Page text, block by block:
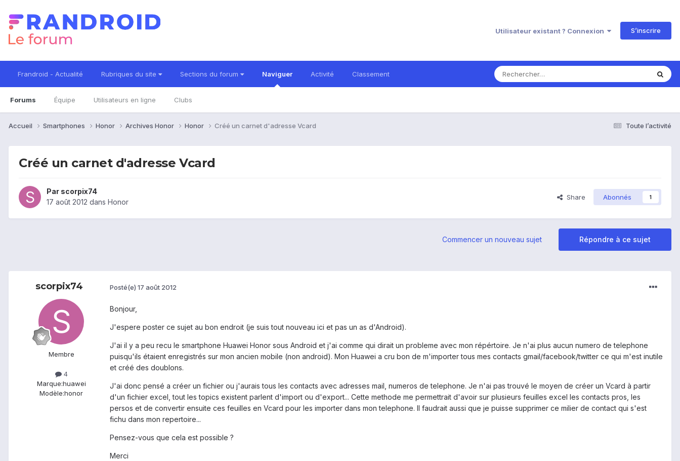
Utilisateur existant ? Connexion S’inscrire
Frandroid - Actualité Rubriques du site Sections du forum Naviguer
Forums Équipe Utilisateurs en ligne Clubs
Activité Classement
Toute l’activité
Accueil Smartphones Honor Archives Honor Honor Créé un carnet d'adresse Vcard
Créé un carnet d'adresse Vcard
Par scorpix74
17 août 2012 dans Honor
Share Abonnés 1
Répondre à ce sujet
Commencer un nouveau sujet
scorpix74
Membre
4
Marque:huawei
Modèle:honor
Posté(e) 17 août 2012
Bonjour,
J'espere poster ce sujet au bon endroit (je suis tout nouveau ici et pas un as d'Android).
J'ai il y a peu recu le smartphone Huawei Honor sous Android et j'ai comme qui dirait un probleme avec mon répértoire. Je n'ai plus aucun numero de telephone
puisqu'ils étaient enregistrés sur mon ancien mobile (non android). Mon Huawei a cru bon de m'importer tous mes contacts gmail/facebook/twitter ce qui m'est inutile
et créé des doublons.
J'ai donc pensé a créer un fichier ou j'aurais tous les contacts avec adresses mail, numeros de telephone. Je n'ai pas trouvé le moyen de créer un Vcard à partir
d'un fichier excel, tout les topics existent parlent d'import ou d'export... Cette methode me permettrait d'avoir sur plusieurs feuilles excel les contacts pros, les
persos et de convertir ensuite ces feuilles en Vcard pour les importer dans mon telephone. Il faudrait aussi que je puisse supprimer ce milier de contact qui s'est
fichu dans mon repertoire...
Pensez-vous que cela est possible ?
Merci